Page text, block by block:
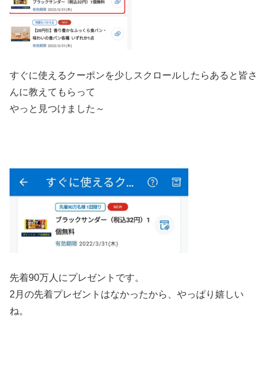
すぐに使えるクーポンを少しスクロールしたらあると皆さ
んに教えてもらって
やっと見つけました～
先着90万人にプレゼントです。
2月の先着プレゼントはなかったから、やっぱり嬉しい
ね。